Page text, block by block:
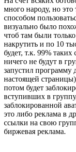
много народу, но
способом
визуально было
чтоб там были
накрутить и по 10
будет, т.к. 99%
ничего не будут в
запустил программу
настоящей
потом будет
вступивших в
заблокированной
это либо реклама в
ссылки на свою
биржевая реклама.